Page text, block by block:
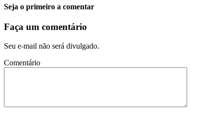
Seja o primeiro a comentar
Faça um comentário
Seu e-mail não será divulgado.
Comentário